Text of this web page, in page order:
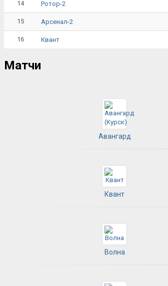
14 Ротор-2
15 Арсенал-2
16 Квант
Матчи
Авангард
Квант
Волна